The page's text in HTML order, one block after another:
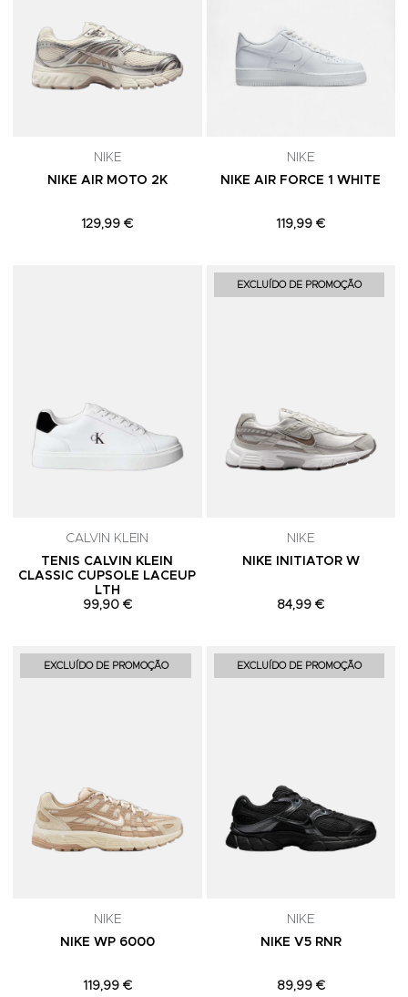
NIKE
NIKE AIR MOTO 2K
129,99 €
NIKE
NIKE AIR FORCE 1 WHITE
119,99 €
Adicionar aos Favoritos
CALVIN KLEIN
TENIS CALVIN KLEIN
CLASSIC CUPSOLE LACEUP
LTH
99,90 €
EXCLUÍDO DE PROMOÇÃO
NIKE
NIKE INITIATOR W
84,99 €
EXCLUÍDO DE PROMOÇÃO Adicionar aos Favoritos
NIKE
NIKE WP 6000
119,99 €
EXCLUÍDO DE PROMOÇÃO
NIKE
NIKE V5 RNR
89,99 €